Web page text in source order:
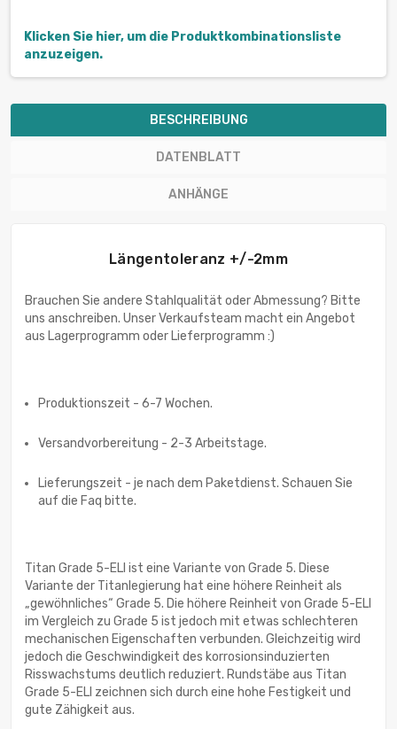
Klicken Sie hier, um die Produktkombinationsliste
anzuzeigen.
BESCHREIBUNG
DATENBLATT
ANHÄNGE
Längentoleranz +/-2mm
Brauchen Sie andere Stahlqualität oder Abmessung? Bitte
uns anschreiben. Unser Verkaufsteam macht ein Angebot
aus Lagerprogramm oder Lieferprogramm :)
Produktionszeit - 6-7 Wochen.
Versandvorbereitung - 2-3 Arbeitstage.
Lieferungszeit - je nach dem Paketdienst. Schauen Sie
auf die Faq bitte.
Titan Grade 5-ELI ist eine Variante von Grade 5. Diese
Variante der Titanlegierung hat eine höhere Reinheit als
„gewöhnliches“ Grade 5. Die höhere Reinheit von Grade 5-ELI
im Vergleich zu Grade 5 ist jedoch mit etwas schlechteren
mechanischen Eigenschaften verbunden. Gleichzeitig wird
jedoch die Geschwindigkeit des korrosionsinduzierten
Risswachstums deutlich reduziert. Rundstäbe aus Titan
Grade 5-ELI zeichnen sich durch eine hohe Festigkeit und
gute Zähigkeit aus.